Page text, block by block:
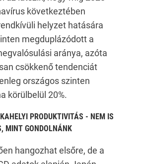
következtében
helyzet hatására
megduplázódott a
aránya, azóta
csökkenő tendenciát
országos szinten
körülbelül 20%.
PRODUKTIVITÁS - NEM IS
MINT GONDOLNÁNK
hangozhat elsőre, de a